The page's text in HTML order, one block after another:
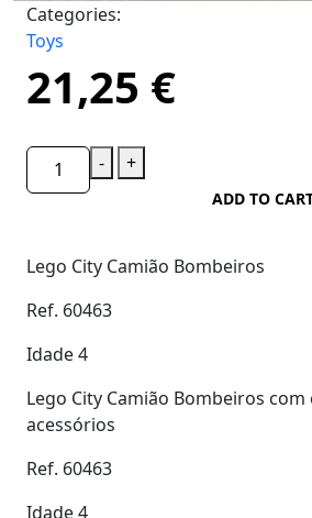
Categories:
Toys
21,25 €
- +
ADD TO
Lego City Camião Bombeiros
Ref. 60463
Idade 4
Lego City Camião Bombeiros com
acessórios
Ref. 60463
Idade 4